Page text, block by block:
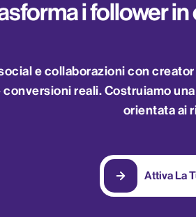
i follower in
e collaborazioni con
conversioni reali. Costruiamo
orientata ai
Attiva La